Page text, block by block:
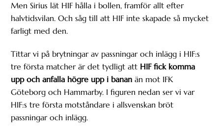
Men Sirius lät HIF hålla i bollen, framför allt efter
halvtidsvilan. Och såg till att HIF inte skapade så mycket
farligt med den.
Tittar vi på brytningar av passningar och inlägg i HIF:s
tre första matcher är det tydligt att HIF fick komma
upp och anfalla högre upp i banan än mot IFK
Göteborg och Hammarby. I figuren nedan ser vi var
HIF:s tre första motståndare i allsvenskan bröt
passningar och inlägg.